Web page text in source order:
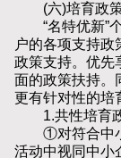
(六)培育政
“名特优新”个
户的各项支持政
政策支持。优先
面的政策扶持。
更有针对性的培
1.共性培育政
①对符合中小
活动中视同中小